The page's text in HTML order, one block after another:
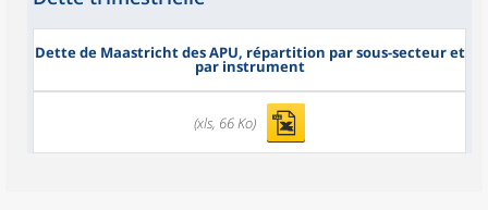
Dette de Maastricht des APU, répartition par sous-secteur et
par instrument
(xls, 66 Ko)